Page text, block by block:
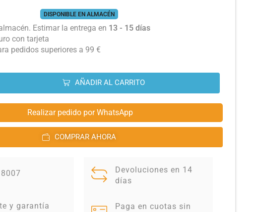
DISPONIBLE EN ALMACÉN
Estimar la entrega en 13 - 15 días
con tarjeta
pedidos superiores a 99 €
AÑADIR AL CARRITO
Realizar pedido por WhatsApp
COMPRAR AHORA
y garantía
Devoluciones en 14
días
Paga en cuotas sin